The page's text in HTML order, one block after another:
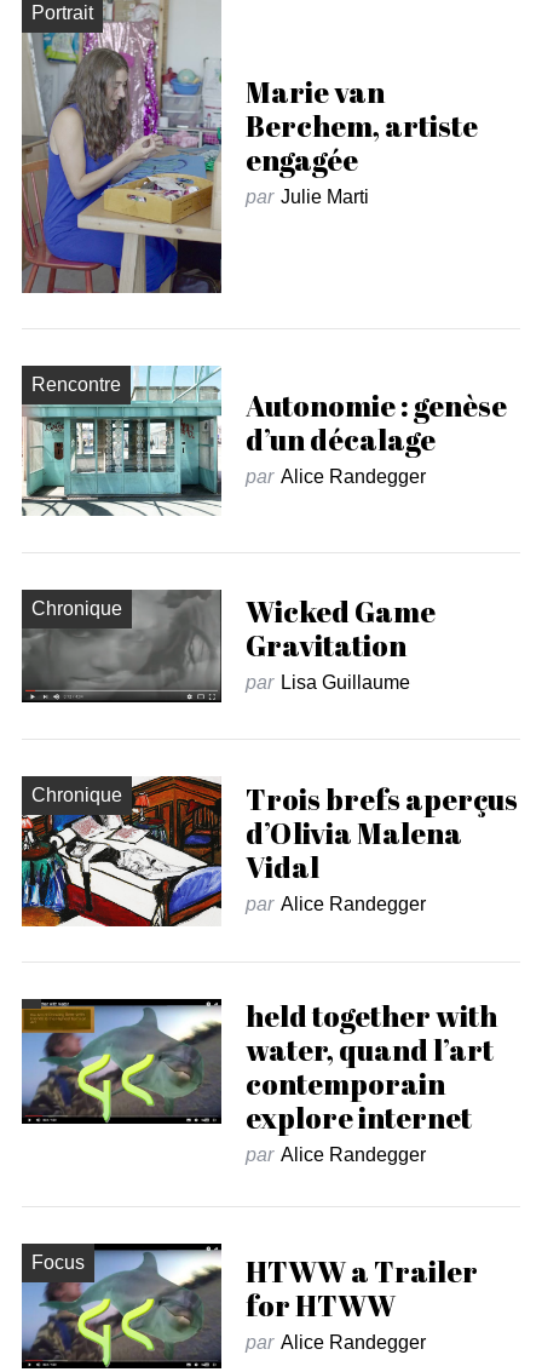
Portrait
Marie van
Berchem, artiste
engagée
par Julie Marti
Rencontre
Autonomie : genèse
d’un décalage
par Alice Randegger
Chronique
Wicked Game
Gravitation
par Lisa Guillaume
Chronique
Trois brefs aperçus
d’Olivia Malena
Vidal
par Alice Randegger
held together with
water, quand l’art
contemporain
explore internet
par Alice Randegger
Focus
HTWW a Trailer
for HTWW
par Alice Randegger